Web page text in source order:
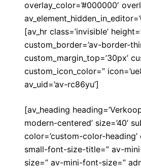
overlay_color=’#000000′
[av_hr class=’invisible’
custom_border=’av-border-
custom_margin_top=’30px’
custom_icon_color=”
av_uid=’av-rc86yu’]
[av_heading
modern-centered’ size=’40’
color=’custom-color-
small-font-size-title=” av-
size=” av-mini-font-size=”